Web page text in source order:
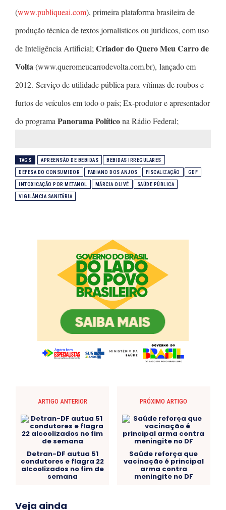
(www.publiqueai.com), primeira plataforma brasileira de
produção técnica de textos jornalísticos ou jurídicos, com uso
de Inteligência Artificial; Criador do Quero Meu Carro de
Volta(www.queromeucarrodevolta.com.br), lançado em
2012. Serviço de utilidade pública para vítimas de roubos e
furtos de veículos em todo o país; Ex-produtor e apresentador
do programa Panorama Políticona Rádio Federal;
TAGS APREENSÃO DE BEBIDAS BEBIDAS IRREGULARES
DEFESA DO CONSUMIDOR FABIANO DOS ANJOS FISCALIZAÇÃO GDF
INTOXICAÇÃO POR METANOL MÁRCIA OLIVÉ SAÚDE PÚBLICA
VIGILÂNCIA SANITÁRIA
ARTIGO ANTERIOR
Detran-DF autua 51
condutores e flagra 22
alcoolizados no fim de
semana
PRÓXIMO ARTIGO
Saúde reforça que
vacinação é principal
arma contra
meningite no DF
Veja ainda
Acre